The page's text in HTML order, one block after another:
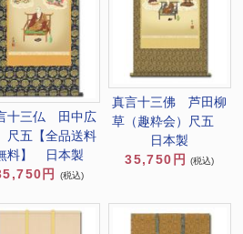
十三仏 田中広
五【全品送料
料】 日本製
円
(税込)
真言十三佛 芦田柳
草（趣粋会）尺五
日本製
35,750円
(税込)